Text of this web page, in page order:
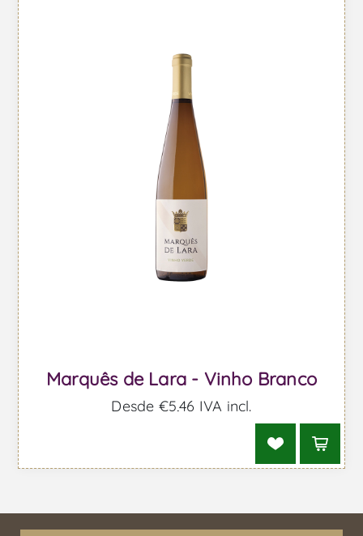
Marquês de Lara - Vinho Branco
Desde €5,46 IVA incl.